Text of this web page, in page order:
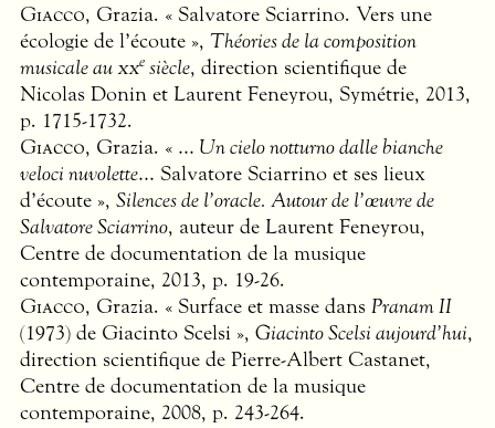
Giacco, Grazia. « Salvatore Sciarrino. Vers une
écologie de l’écoute », Théories de la composition
musicale auxxe siècle, direction scientifique de
Nicolas Donin et Laurent Feneyrou, Symétrie, 2013,
p. 1715-1732.
Giacco, Grazia. « … Un cielo notturno dalle bianche
veloci nuvolette… Salvatore Sciarrino et ses lieux
d’écoute », Silences de l’oracle. Autour de l’œuvre de
Salvatore Sciarrino, auteur de Laurent Feneyrou,
Centre de documentation de la musique
contemporaine, 2013, p. 19-26.
Giacco, Grazia. « Surface et masse dans Pranam II
(1973) de Giacinto Scelsi », Giacinto Scelsi aujourd’hui,
direction scientifique de Pierre-Albert Castanet,
Centre de documentation de la musique
contemporaine, 2008, p. 243-264.